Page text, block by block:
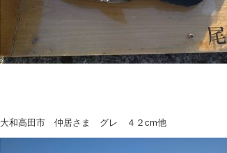
大和高田市 仲居さま グレ ４２cm他